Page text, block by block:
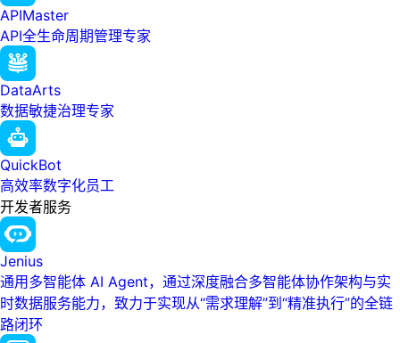
APIMaster
API全生命周期管理专家
DataArts
数据敏捷治理专家
QuickBot
高效率数字化员工
开发者服务
Jenius
通用多智能体 AI Agent，通过深度融合多智能体协作架构与实
时数据服务能力，致力于实现从“需求理解”到“精准执行”的全链
路闭环